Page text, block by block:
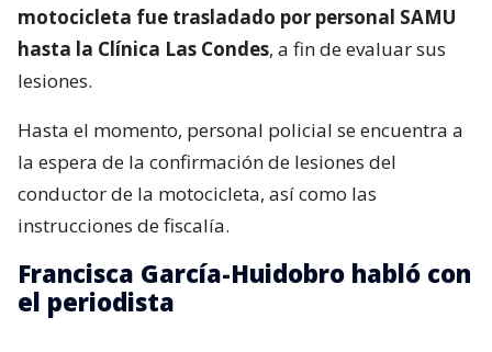
motocicleta fue trasladado por personal SAMU
hasta la Clínica Las Condes, a fin de evaluar sus
lesiones.
Hasta el momento, personal policial se encuentra a
la espera de la confirmación de lesiones del
conductor de la motocicleta, así como las
instrucciones de fiscalía.
Francisca García-Huidobro habló con
el periodista